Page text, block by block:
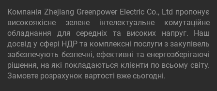
Компанія Zhejiang Greenpower Electric Co., Ltd пропонує
високоякісне зелене інтелектуальне комутаційне
обладнання для середніх та високих напруг. Наш
досвід у сфері НДР та комплексні послуги з закупівель
забезпечують безпечні, ефективні та енергозберігаючі
рішення, на які покладаються клієнти по всьому світу.
Замовте розрахунок вартості вже сьогодні.